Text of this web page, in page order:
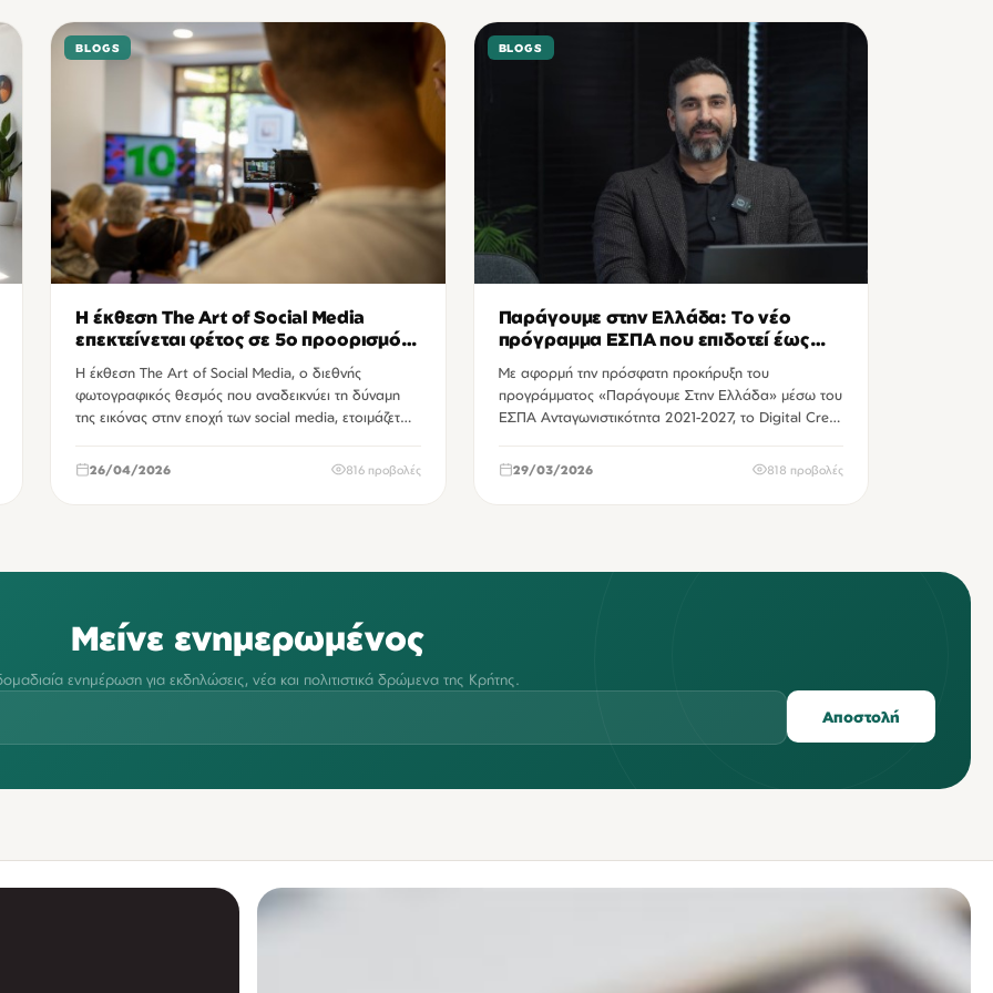
BLOGS
Η έκθεση The Art of Social Media
επεκτείνεται φέτος σε 5ο προορισμό
έκπληξη
Η έκθεση The Art of Social Media, ο διεθνής
φωτογραφικός θεσμός που αναδεικνύει τη δύναμη
της εικόνας στην εποχή των social media, ετοιμάζετ…
26/04/2026 816 προβολές
BLOGS
Παράγουμε στην Ελλάδα: Το νέο
πρόγραμμα ΕΣΠΑ που επιδοτεί έως
55% τις ελληνικές μεταποιητικές
επιχειρήσεις
Με αφορμή την πρόσφατη προκήρυξη του
προγράμματος «Παράγουμε Στην Ελλάδα» μέσω του
ΕΣΠΑ Ανταγωνιστικότητα 2021-2027, το Digital Crete
29/03/2026 818 προβολές
Μείνε ενημερωμένος
ενημέρωση για εκδηλώσεις, νέα και πολιτιστικά δρώμενα της Κρήτης.
Αποστολή